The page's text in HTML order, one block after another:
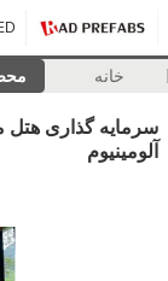
خانه
سرمایه گذاری هتل
آلومینیوم